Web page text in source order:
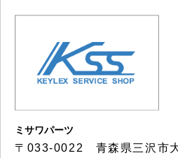
ミサワパーツ
〒033-0022 青森県三沢市